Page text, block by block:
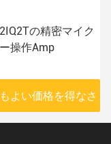
の精密マイク
操作Amp
よい価格を得なさ